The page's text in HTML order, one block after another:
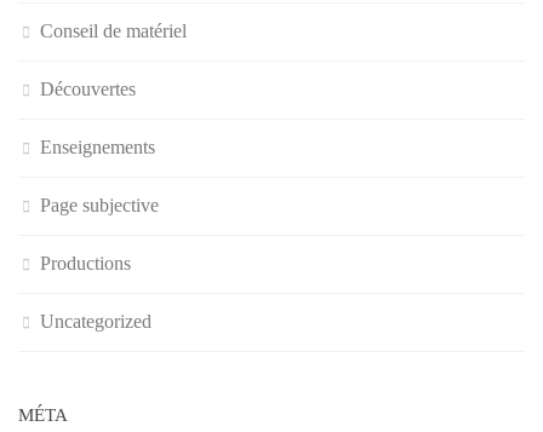
Conseil de matériel
Découvertes
Enseignements
Page subjective
Productions
Uncategorized
MÉTA